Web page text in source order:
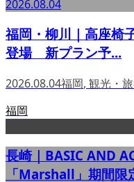
2026.08.04
福岡・柳川｜高座椅
登場 新プラン予...
2026.08.04福岡, 観光・
福岡
長崎｜BASIC AND
「Marshall」期間限